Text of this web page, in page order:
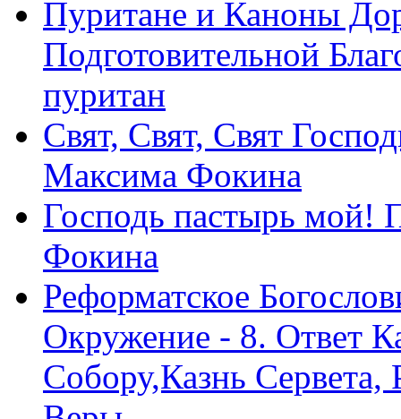
Пуритане и Каноны
Подготовительной
пуритан
Свят, Свят, Свят
Максима Фокина
Господь пастырь мой!
Фокина
Реформатское
Окружение - 8. Ответ
Собору,Казнь Сервета,